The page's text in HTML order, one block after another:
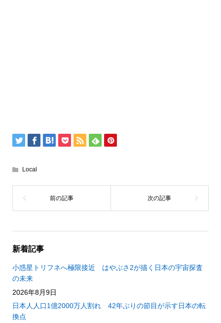
Local
新着記事
小惑星トリフネへ極限接近 はやぶさ2が描く日本の宇宙探査
の未来
2026年8月9日
日本人人口1億2000万人割れ 42年ぶりの節目が示す日本の転
換点